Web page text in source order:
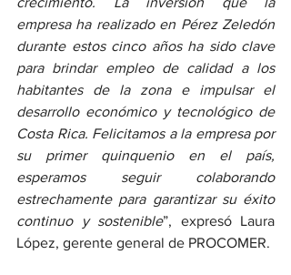
empresa ha realizado en Pérez Zeledón
durante estos cinco años ha sido clave
para brindar empleo de calidad a los
habitantes de la zona e impulsar el
desarrollo económico y tecnológico de
Costa Rica. Felicitamos a la empresa por
su primer quinquenio en el país,
esperamos seguir colaborando
estrechamente para garantizar su éxito
continuo y sostenible”, expresó Laura
López, gerente general de PROCOMER.